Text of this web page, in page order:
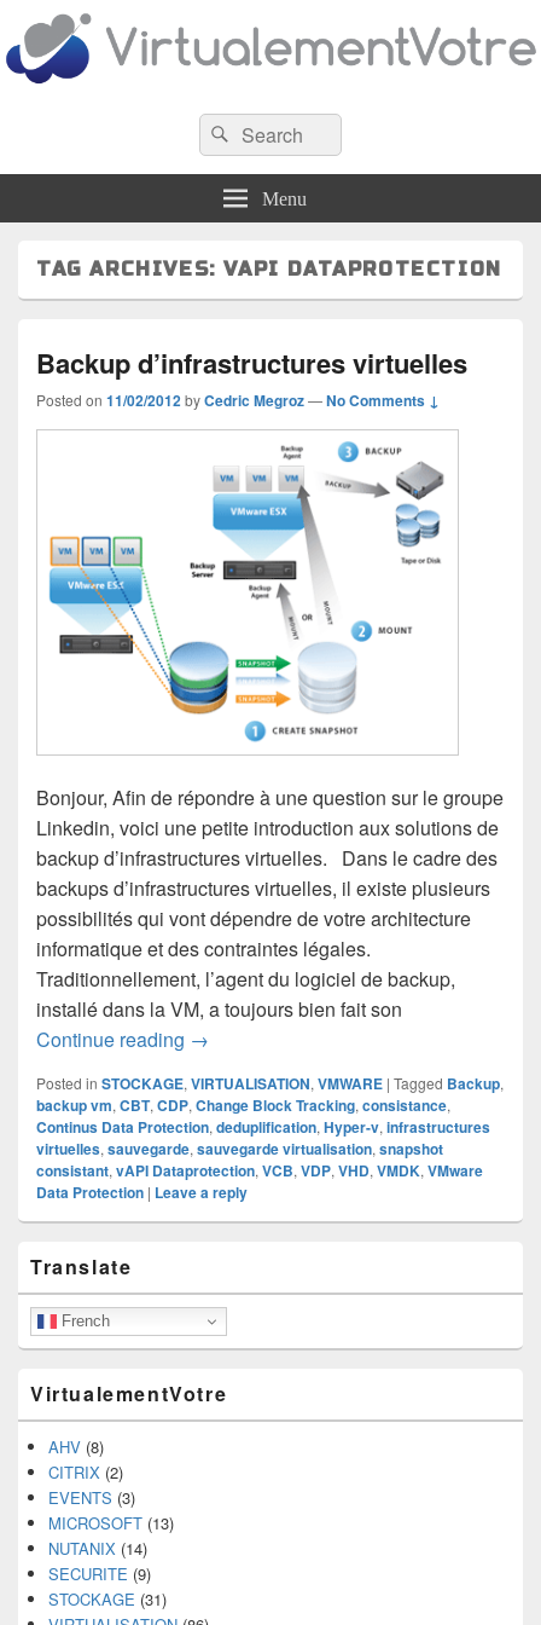
VirtualementVotre
Blog francophone sur la virtualisation
Search
for:
Search
Menu
TAG ARCHIVES:VAPI DATAPROTECTION
Backup d’infrastructures virtuelles
Posted on 11/02/2012 byCedric Megroz—No Comments ↓
Bonjour, Afin de répondre à une question sur le groupe
Linkedin, voici une petite introduction aux solutions de
backup d’infrastructures virtuelles. Dans le cadre des
backups d’infrastructures virtuelles, il existe plusieurs
possibilités qui vont dépendre de votre architecture
informatique et des contraintes légales.
Traditionnellement, l’agent du logiciel de backup,
installé dans la VM, a toujours bien fait son
Continue reading Backup d’infrastructures virtuelles
→
Posted in STOCKAGE, VIRTUALISATION, VMWARE | Tagged Backup,
backup vm, CBT, CDP, Change Block Tracking, consistance,
Continus Data Protection, deduplification, Hyper-v, infrastructures
virtuelles, sauvegarde, sauvegarde virtualisation, snapshot
consistant, vAPI Dataprotection, VCB, VDP, VHD, VMDK, VMware
Data Protection | Leave a reply
Sidebar
Widget
Area
Translate
French
VirtualementVotre
AHV (8)
CITRIX (2)
EVENTS (3)
MICROSOFT (13)
NUTANIX (14)
SECURITE (9)
STOCKAGE (31)